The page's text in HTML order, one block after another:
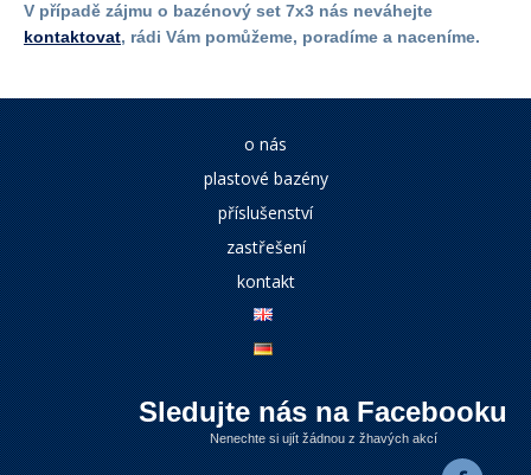
V případě zájmu o bazénový set 7x3 nás neváhejte
kontaktovat, rádi Vám pomůžeme, poradíme a naceníme.
o nás
plastové bazény
příslušenství
zastřešení
kontakt
Sledujte nás na Facebooku
Nenechte si ujít žádnou z žhavých akcí